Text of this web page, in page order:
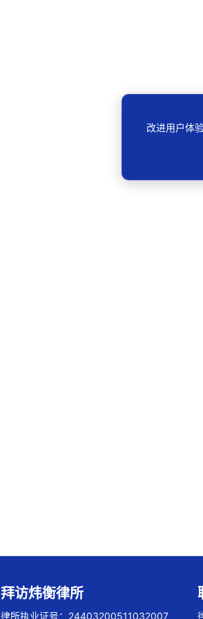
拜访炜衡律所
律所执业证号：24403200511032007
改进用户体